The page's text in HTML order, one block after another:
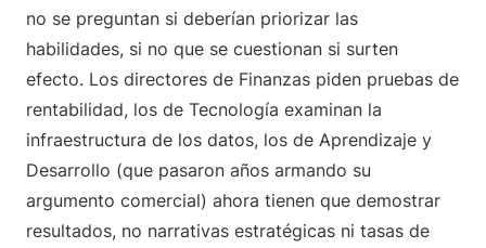
no se preguntan si deberían priorizar las
habilidades, si no que se cuestionan si surten
efecto. Los directores de Finanzas piden pruebas de
rentabilidad, los de Tecnología examinan la
infraestructura de los datos, los de Aprendizaje y
Desarrollo (que pasaron años armando su
argumento comercial) ahora tienen que demostrar
resultados, no narrativas estratégicas ni tasas de